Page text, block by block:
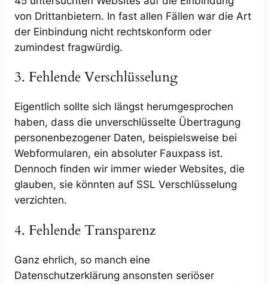
von Drittanbietern. In fast allen Fällen war die Art
der Einbindung nicht rechtskonform oder
zumindest fragwürdig.
3. Fehlende Verschlüsselung
Eigentlich sollte sich längst herumgesprochen
haben, dass die unverschlüsselte Übertragung
personenbezogener Daten, beispielsweise bei
Webformularen, ein absoluter Fauxpass ist.
Dennoch finden wir immer wieder Websites, die
glauben, sie könnten auf SSL Verschlüsselung
verzichten.
4. Fehlende Transparenz
Ganz ehrlich, so manch eine
Datenschutzerklärung ansonsten seriöser